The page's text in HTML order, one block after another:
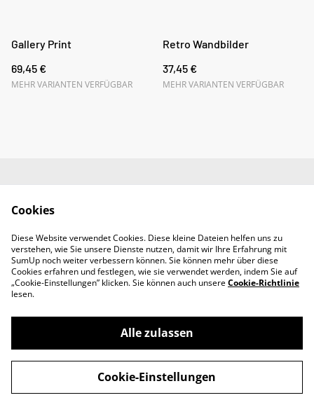
Gallery Print
69,45 €
MEHR VARIANTEN VERFÜGBAR
Retro Wandbilder
37,45 €
MEHR VARIANTEN VERFÜGBAR
Retoure
Kontakt
©2026SADOYAN Studio
powered by
Cookies
Diese Website verwendet Cookies. Diese kleine Dateien helfen uns zu
verstehen, wie Sie unsere Dienste nutzen, damit wir Ihre Erfahrung mit
SumUp noch weiter verbessern können. Sie können mehr über diese
Cookies erfahren und festlegen, wie sie verwendet werden, indem Sie auf
„Cookie-Einstellungen” klicken. Sie können auch unsereCookie-Richtlinie
lesen.
Alle zulassen
Cookie-Einstellungen